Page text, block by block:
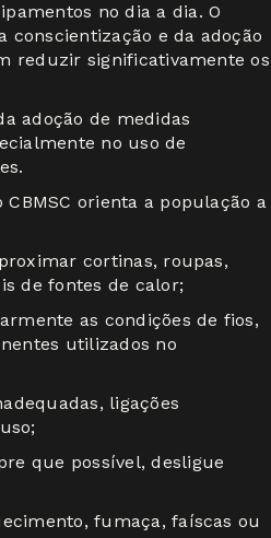
no dia a dia. O
conscientização e da adoção
reduzir significativamente os
adoção de medidas
no uso de
orienta a população a
cortinas, roupas,
de fontes de calor;
as condições de fios,
utilizados no
ligações
que possível, desligue
fumaça, faíscas ou